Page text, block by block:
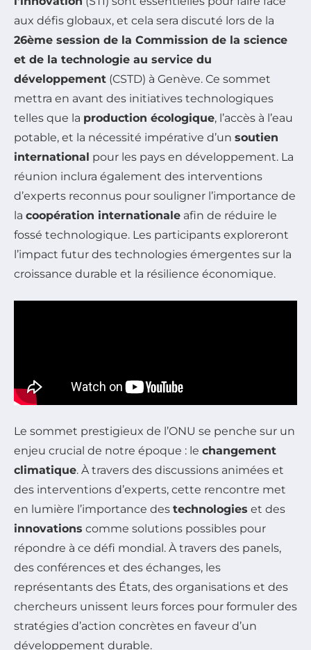
aux défis globaux, et cela sera discuté lors de la
26ème session de la Commission de la science
et de la technologie au service du
développement (CSTD) à Genève. Ce sommet
mettra en avant des initiatives technologiques
telles que la production écologique, l’accès à l’eau
potable, et la nécessité impérative d’un soutien
international pour les pays en développement. La
réunion inclura également des interventions
d’experts reconnus pour souligner l’importance de
la coopération internationale afin de réduire le
fossé technologique. Les participants exploreront
l’impact futur des technologies émergentes sur la
croissance durable et la résilience économique.
Le sommet prestigieux de l’ONU se penche sur un
enjeu crucial de notre époque : le changement
climatique. À travers des discussions animées et
des interventions d’experts, cette rencontre met
en lumière l’importance des technologies et des
innovations comme solutions possibles pour
répondre à ce défi mondial. À travers des panels,
des conférences et des échanges, les
représentants des États, des organisations et des
chercheurs unissent leurs forces pour formuler des
stratégies d’action concrètes en faveur d’un
développement durable.